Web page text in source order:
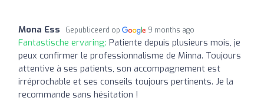
Mona Ess Gepubliceerd op 9 months ago
Fantastische ervaring: Patiente depuis plusieurs mois, je
peux confirmer le professionnalisme de Minna. Toujours
attentive à ses patients, son accompagnement est
irréprochable et ses conseils toujours pertinents. Je la
recommande sans hésitation !